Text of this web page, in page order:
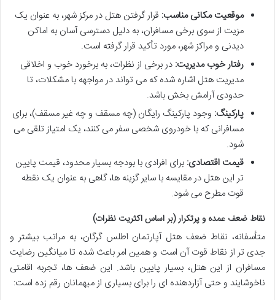
موقعیت مکانی مناسب: قرار گرفتن هتل در مرکز شهر، به عنوان یک
مزیت از سوی برخی مسافران، به دلیل دسترسی آسان به اماکن
دیدنی و مراکز شهر، مورد تأکید قرار گرفته است.
رفتار خوب مدیریت: در برخی از نظرات، به برخورد خوب و اخلاقی
مدیریت هتل اشاره شده که می تواند در مواجهه با مشکلات، تا
حدودی آرامش بخش باشد.
پارکینگ: وجود پارکینگ رایگان (چه مسقف و چه غیر مسقف)، برای
مسافرانی که با خودروی شخصی سفر می کنند، یک امتیاز تلقی می
شود.
قیمت اقتصادی: برای افرادی با بودجه بسیار محدود، قیمت پایین
تر این هتل در مقایسه با سایر گزینه ها، گاهی به عنوان یک نقطه
قوت مطرح می شود.
نقاط ضعف عمده و پرتکرار (بر اساس اکثریت نظرات)
متأسفانه، نقاط ضعف هتل آپارتمان اطلس گرگان، به مراتب بیشتر و
جدی تر از نقاط قوت آن است و همین امر باعث شده تا میانگین رضایت
مسافران از این هتل، بسیار پایین باشد. این ضعف ها، تجربه اقامتی
ناخوشایند و حتی آزاردهنده ای را برای بسیاری از میهمانان رقم زده است: